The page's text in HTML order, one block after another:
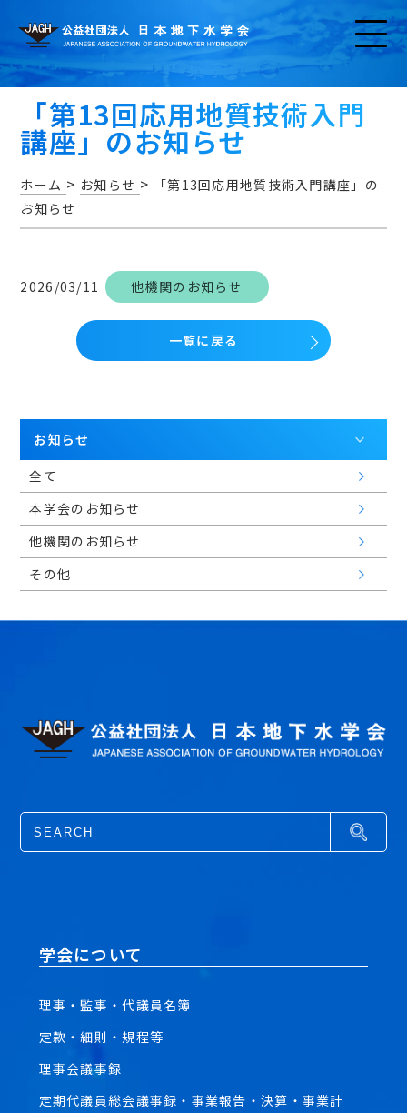
お知らせ
アクセス・問い合わせ
日本語
「第13回応用地質技術入門
講座」のお知らせ
ホーム > お知らせ >
「第13回応用地質技術入門講座」の
お知らせ
2026/03/11 他機関のお知らせ
一覧に戻る
お知らせ
全て
本学会のお知らせ
他機関のお知らせ
その他
学会について
理事・監事・代議員名簿
定款・細則・規程等
理事会議事録
定期代議員総会議事録・事業報告・決算・事業計